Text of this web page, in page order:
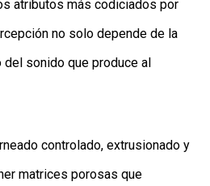
atributos más codiciados por
no solo depende de la
sonido que produce al
controlado, extrusionado y
matrices porosas que